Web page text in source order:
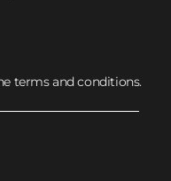
terms and conditions.